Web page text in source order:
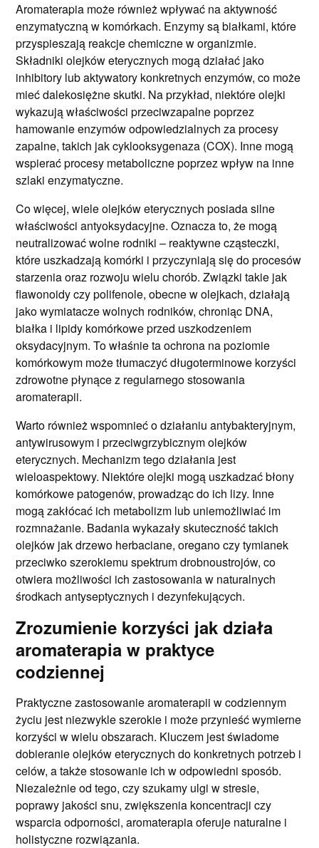
Aromaterapia może również wpływać na aktywność
enzymatyczną w komórkach. Enzymy są białkami, które
przyspieszają reakcje chemiczne w organizmie.
Składniki olejków eterycznych mogą działać jako
inhibitory lub aktywatory konkretnych enzymów, co może
mieć dalekosiężne skutki. Na przykład, niektóre olejki
wykazują właściwości przeciwzapalne poprzez
hamowanie enzymów odpowiedzialnych za procesy
zapalne, takich jak cyklooksygenaza (COX). Inne mogą
wspierać procesy metaboliczne poprzez wpływ na inne
szlaki enzymatyczne.
Co więcej, wiele olejków eterycznych posiada silne
właściwości antyoksydacyjne. Oznacza to, że mogą
neutralizować wolne rodniki – reaktywne cząsteczki,
które uszkadzają komórki i przyczyniają się do procesów
starzenia oraz rozwoju wielu chorób. Związki takie jak
flawonoidy czy polifenole, obecne w olejkach, działają
jako wymiatacze wolnych rodników, chroniąc DNA,
białka i lipidy komórkowe przed uszkodzeniem
oksydacyjnym. To właśnie ta ochrona na poziomie
komórkowym może tłumaczyć długoterminowe korzyści
zdrowotne płynące z regularnego stosowania
aromaterapii.
Warto również wspomnieć o działaniu antybakteryjnym,
antywirusowym i przeciwgrzybicznym olejków
eterycznych. Mechanizm tego działania jest
wieloaspektowy. Niektóre olejki mogą uszkadzać błony
komórkowe patogenów, prowadząc do ich lizy. Inne
mogą zakłócać ich metabolizm lub uniemożliwiać im
rozmnażanie. Badania wykazały skuteczność takich
olejków jak drzewo herbaciane, oregano czy tymianek
przeciwko szerokiemu spektrum drobnoustrojów, co
otwiera możliwości ich zastosowania w naturalnych
środkach antyseptycznych i dezynfekujących.
Zrozumienie korzyści jak działa
aromaterapia w praktyce
codziennej
Praktyczne zastosowanie aromaterapii w codziennym
życiu jest niezwykle szerokie i może przynieść wymierne
korzyści w wielu obszarach. Kluczem jest świadome
dobieranie olejków eterycznych do konkretnych potrzeb i
celów, a także stosowanie ich w odpowiedni sposób.
Niezależnie od tego, czy szukamy ulgi w stresie,
poprawy jakości snu, zwiększenia koncentracji czy
wsparcia odporności, aromaterapia oferuje naturalne i
holistyczne rozwiązania.